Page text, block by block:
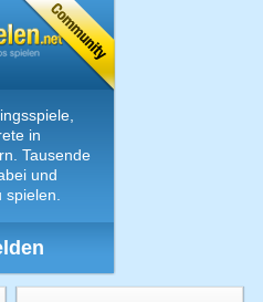
in
Tausende
und